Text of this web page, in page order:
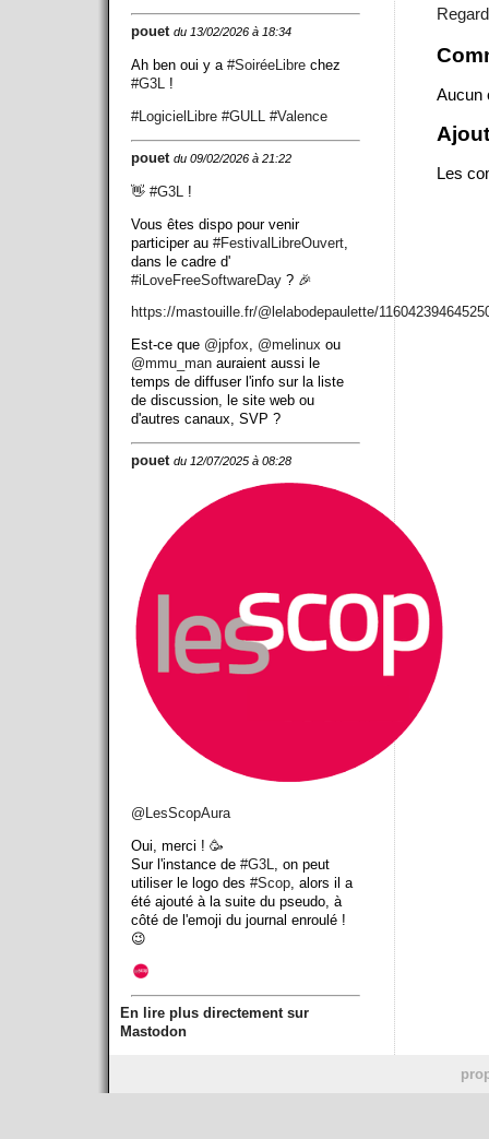
Aucun
Les
pouet du 13/02/2026 à 18:34
Ah ben oui y a #SoiréeLibre chez
#G3L !
#LogicielLibre #GULL #Valence
pouet du 09/02/2026 à 21:22
👋 #G3L
!
Vous êtes dispo pour venir
participer au #FestivalLibreOuvert
dans le cadre d'
#iLoveFreeSoftwareDay ? 🎉
https://mastouille.fr/@lelabodepaulette/
Est-ce que @jpfox, @melinux ou
@mmu_man auraient aussi le
temps de diffuser l'info sur la liste
de discussion, le site web ou
d'autres canaux, SVP ?
pouet du 12/07/2025 à 08:28
@ LesScopAura
Oui, merci ! 🥳
Sur l'instance de #G3L, on peut
utiliser le logo des #Scop, alors il a
été ajouté à la suite du pseudo, à
côté de l'emoji du journal enroulé !
😉
En lire plus directement sur
Mastodon